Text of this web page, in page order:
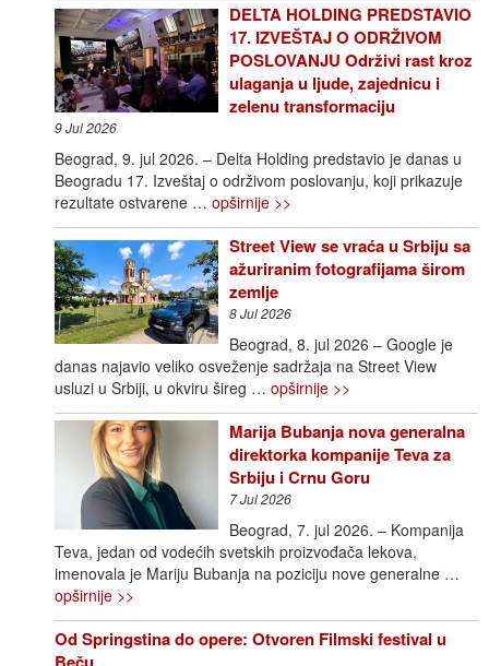
DELTA HOLDING PREDSTAVIO
17. IZVEŠTAJ O ODRŽIVOM
POSLOVANJU Održivi rast kroz
ulaganja u ljude, zajednicu i
zelenu transformaciju
9 Jul 2026
Beograd, 9. jul 2026. – Delta Holding predstavio je danas u
Beogradu 17. Izveštaj o održivom poslovanju, koji prikazuje
rezultate ostvarene … opširnije >>
Street View se vraća u Srbiju sa
ažuriranim fotografijama širom
zemlje
8 Jul 2026
Beograd, 8. jul 2026 – Google je
danas najavio veliko osveženje sadržaja na Street View
usluzi u Srbiji, u okviru šireg … opširnije >>
Marija Bubanja nova generalna
direktorka kompanije Teva za
Srbiju i Crnu Goru
7 Jul 2026
Beograd, 7. jul 2026. – Kompanija
Teva, jedan od vodećih svetskih proizvođača lekova,
imenovala je Mariju Bubanja na poziciju nove generalne …
opširnije >>
Od Springstina do opere: Otvoren Filmski festival u
Beču